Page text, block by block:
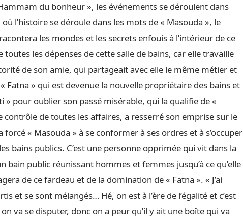
du bonheur », les événements se déroulent dans
où l’histoire se déroule dans les mots de « Masouda », le
les mondes et les secrets enfouis à l’intérieur de ce
toutes les dépenses de cette salle de bains, car elle travaille
de son amie, qui partageait avec elle le même métier et
Fatna » qui est devenue la nouvelle propriétaire des bains et
» pour oublier son passé misérable, qui la qualifie de «
contrôle de toutes les affaires, a resserré son emprise sur le
« Masouda » à se conformer à ses ordres et à s’occuper
bains publics. C’est une personne opprimée qui vit dans la
bain public réunissant hommes et femmes jusqu’à ce qu’elle
de ce fardeau et de la domination de « Fatna ». « J’ai
et se sont mélangés… Hé, on est à l’ère de l’égalité et c’est
va se disputer, donc on a peur qu’il y ait une boîte qui va